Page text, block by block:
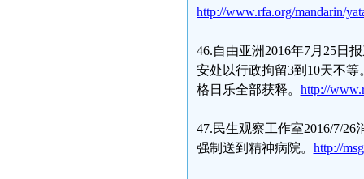
http://www.rfa.org/mandarin/
46.自由亚洲2016年7月25日
安处以行政拘留3到10天不
格日乐全部获释。 http://
47.民生观察工作室2016/7/
强制送到精神病院。 http://